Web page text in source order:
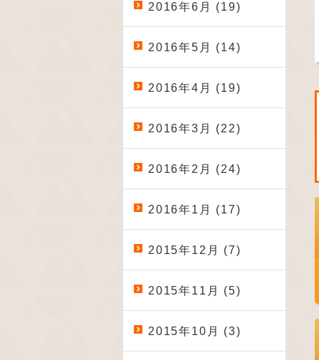
2016年6月 (19)
2016年5月 (14)
2016年4月 (19)
2016年3月 (22)
2016年2月 (24)
2016年1月 (17)
2015年12月 (7)
2015年11月 (5)
2015年10月 (3)